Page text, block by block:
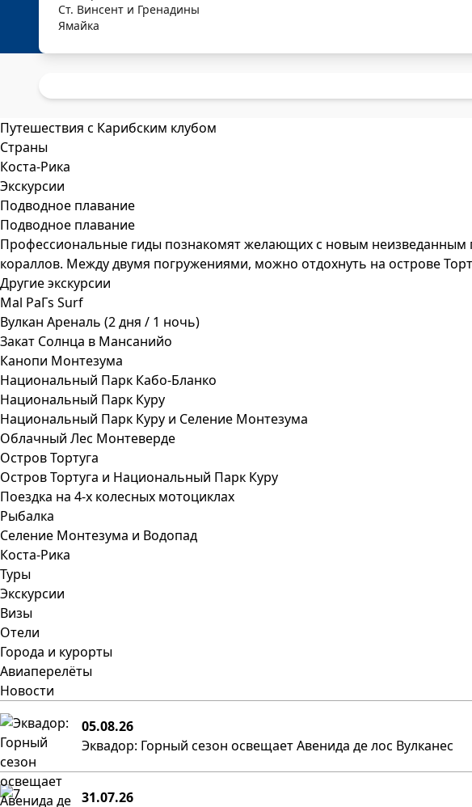
Ст. Винсент и Гренадины
Ямайка
Путешествия с Карибским клубом
Страны
Коста-Рика
Экскурсии
Подводное плавание
Подводное плавание
Профессиональные гиды познакомят желающих с новым
кораллов. Между двумя погружениями, можно отдохнуть на острове
Другие экскурсии
Mal PaГ­s Surf
Вулкан Ареналь (2 дня / 1 ночь)
Закат Солнца в Мансанийо
Канопи Монтезума
Национальный Парк Кабо-Бланко
Национальный Парк Куру
Национальный Парк Куру и Селение Монтезума
Облачный Лес Монтеверде
Остров Тортуга
Остров Тортуга и Национальный Парк Куру
Поездка на 4-х колесных мотоциклах
Рыбалка
Селение Монтезума и Водопад
Коста-Рика
Туры
Экскурсии
Визы
Отели
Города и курорты
Авиаперелёты
Новости
05.08.26
Эквадор: Горный сезон освещает Авенида де лос Вулканес
31.07.26